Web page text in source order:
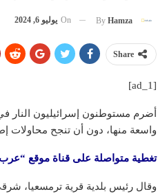
By Hamza
On يوليو 6, 2024
Share
[ad_1]
أضرم مستوطنون إسرائيليون النار
واسعة منها، دون أن تنجح محاولات
تغطية متواصلة على قناة موقع “عرب 48” في “تليغرام”
وقال رئيس بلدية قرية ترمسعيا،